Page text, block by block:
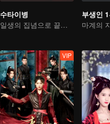
수타이병
일생의 집념으로 끝없는 얽매임을 바꾸다
부생인
VIP